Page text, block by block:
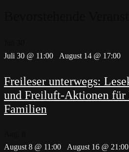
Juli 30 @ 11:00
August 14 @ 17:00
Freileser unterwegs:
und Freiluft-Aktionen für
Familien
August 8 @ 11:00
August 16 @ 21:00